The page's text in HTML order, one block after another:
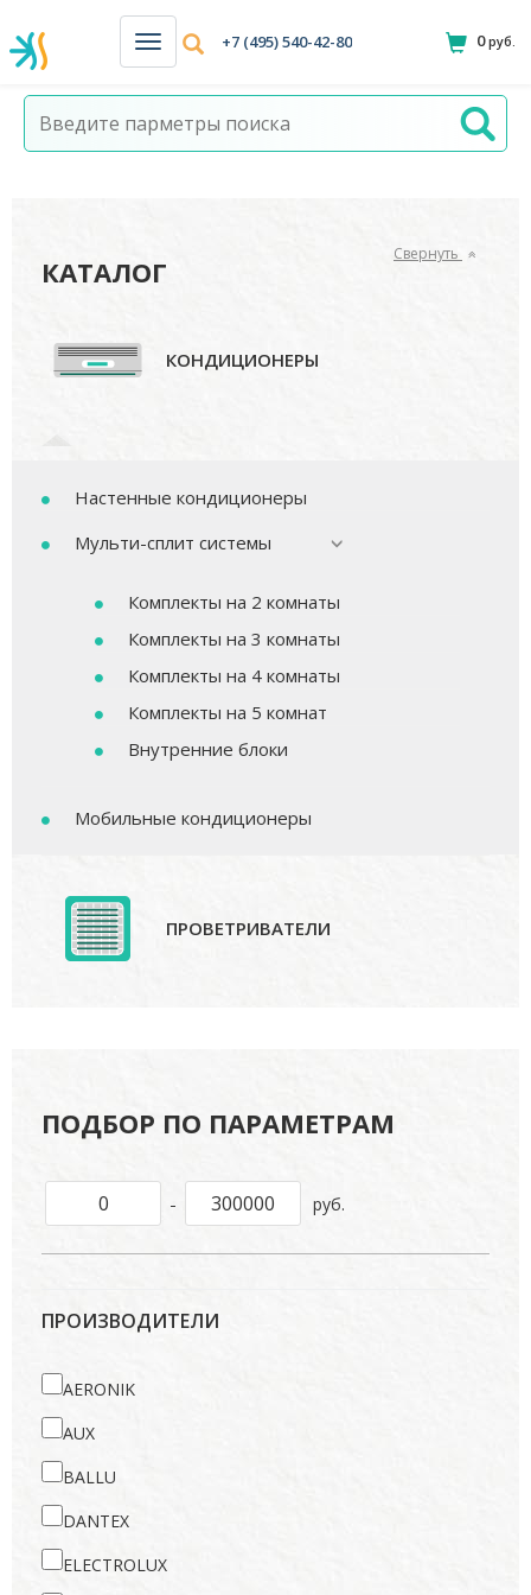
Н
а
в
и
+7 (495) 540-42-80 0руб.
КАТАЛОГ
Свернуть
КОНДИЦИОНЕРЫ
Настенные кондиционеры
Мульти-сплит системы
Комплекты на 2 комнаты
Комплекты на 3 комнаты
Комплекты на 4 комнаты
Комплекты на 5 комнат
Внутренние блоки
Мобильные кондиционеры
ПРОВЕТРИВАТЕЛИ
ПОДБОР ПО ПАРАМЕТРАМ
- руб.
ПРОИЗВОДИТЕЛИ
AERONIK
AUX
BALLU
DANTEX
ELECTROLUX